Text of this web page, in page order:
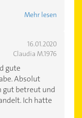
Mehr lesen
16.01.2020
Claudia M.1976
gute
Absolut
betreut und
Ich hatte